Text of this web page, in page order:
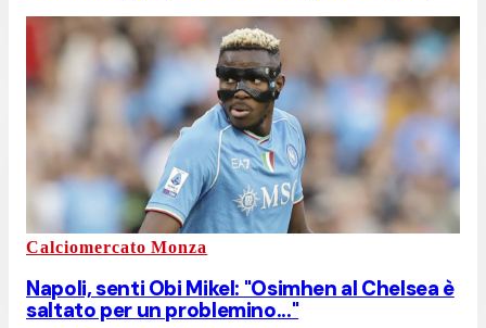
Calciomercato Monza
Napoli, senti Obi Mikel: "Osimhen al Chelsea è
saltato per un problemino..."